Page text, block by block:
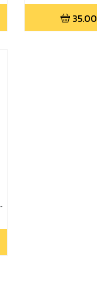
35.00